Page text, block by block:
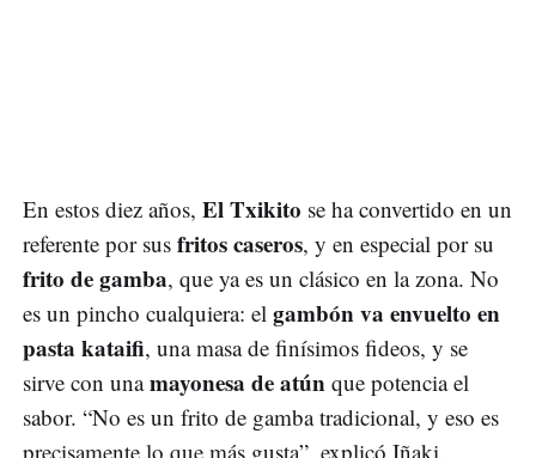
En estos diez años, El Txikito se ha convertido en un
referente por sus fritos caseros, y en especial por su
frito de gamba, que ya es un clásico en la zona. No
es un pincho cualquiera: el gambón va envuelto en
pasta kataifi, una masa de finísimos fideos, y se
sirve con unamayonesa de atún que potencia el
sabor. “No es un frito de gamba tradicional, y eso es
precisamente lo que más gusta”, explicó Iñaki,